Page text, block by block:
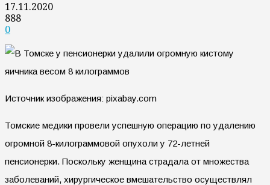
17.11.2020
888
0
Источник изображения: pixabay.com
Томские медики провели успешную операцию по удалению
огромной 8-килограммовой опухоли у 72-летней
пенсионерки. Поскольку женщина страдала от множества
заболеваний, хирургическое вмешательство осуществлял